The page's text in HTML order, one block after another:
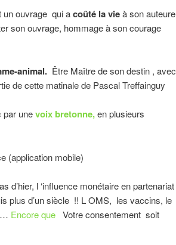
un ouvrage qui acoûté la vieà son auteure
son ouvrage, hommage à son courage
animal. Être Maître de son destin , avec
de cette matinale de Pascal Treffainguy
par unevoix bretonne,en plusieurs
(application mobile)
d’hier, l ‘influence monétaire en partenariat
plus d’un siècle !! L OMS, les vaccins, le
… Encore queVotre consentement soit